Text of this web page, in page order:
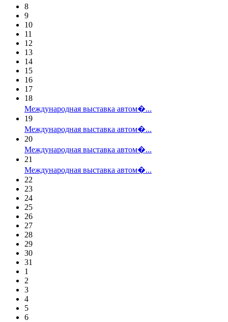
8
9
10
11
12
13
14
15
16
17
18
Международная выставка автом�...
19
Международная выставка автом�...
20
Международная выставка автом�...
21
Международная выставка автом�...
22
23
24
25
26
27
28
29
30
31
1
2
3
4
5
6